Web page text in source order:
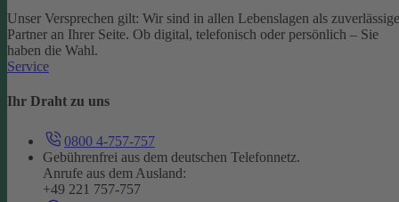
Unser Versprechen gilt: Wir sind in allen Lebenslagen als
Partner an Ihrer Seite. Ob digital, telefonisch oder persönlich – Sie
haben die Wahl.
Service
Ihr Draht zu uns
0800 4-757-757
Gebührenfrei aus dem deutschen Telefonnetz.
Anrufe aus dem Ausland:
+49 221 757-757